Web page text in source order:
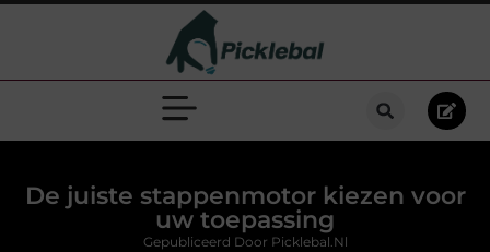
De juiste stappenmotor kiezen voor
uw toepassing
Gepubliceerd Door Picklebal.nl